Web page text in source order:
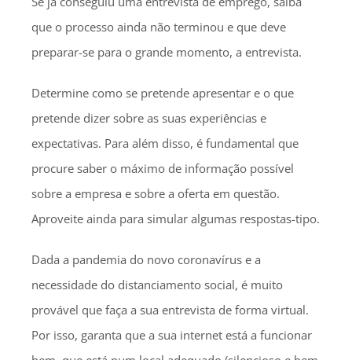
que o processo ainda não terminou e que deve
preparar-se para o grande momento, a entrevista.
Determine como se pretende apresentar e o que
pretende dizer sobre as suas experiências e
expectativas. Para além disso, é fundamental que
procure saber o máximo de informação possível
sobre a empresa e sobre a oferta em questão.
Aproveite ainda para simular algumas respostas-tipo.
Dada a pandemia do novo coronavírus e a
necessidade do distanciamento social, é muito
provável que faça a sua entrevista de forma virtual.
Por isso, garanta que a sua internet está a funcionar